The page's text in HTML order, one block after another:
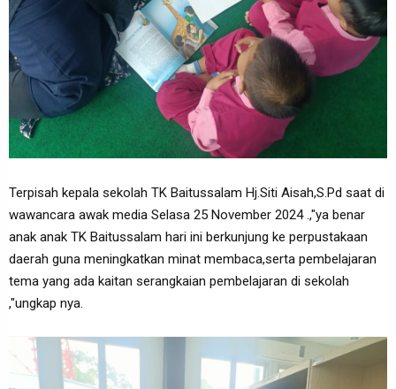
Terpisah kepala sekolah TK Baitussalam Hj.Siti Aisah,S.Pd saat di
wawancara awak media Selasa 25 November 2024 .,"ya benar
anak anak TK Baitussalam hari ini berkunjung ke perpustakaan
daerah guna meningkatkan minat membaca,serta pembelajaran
tema yang ada kaitan serangkaian pembelajaran di sekolah
,"ungkap nya.